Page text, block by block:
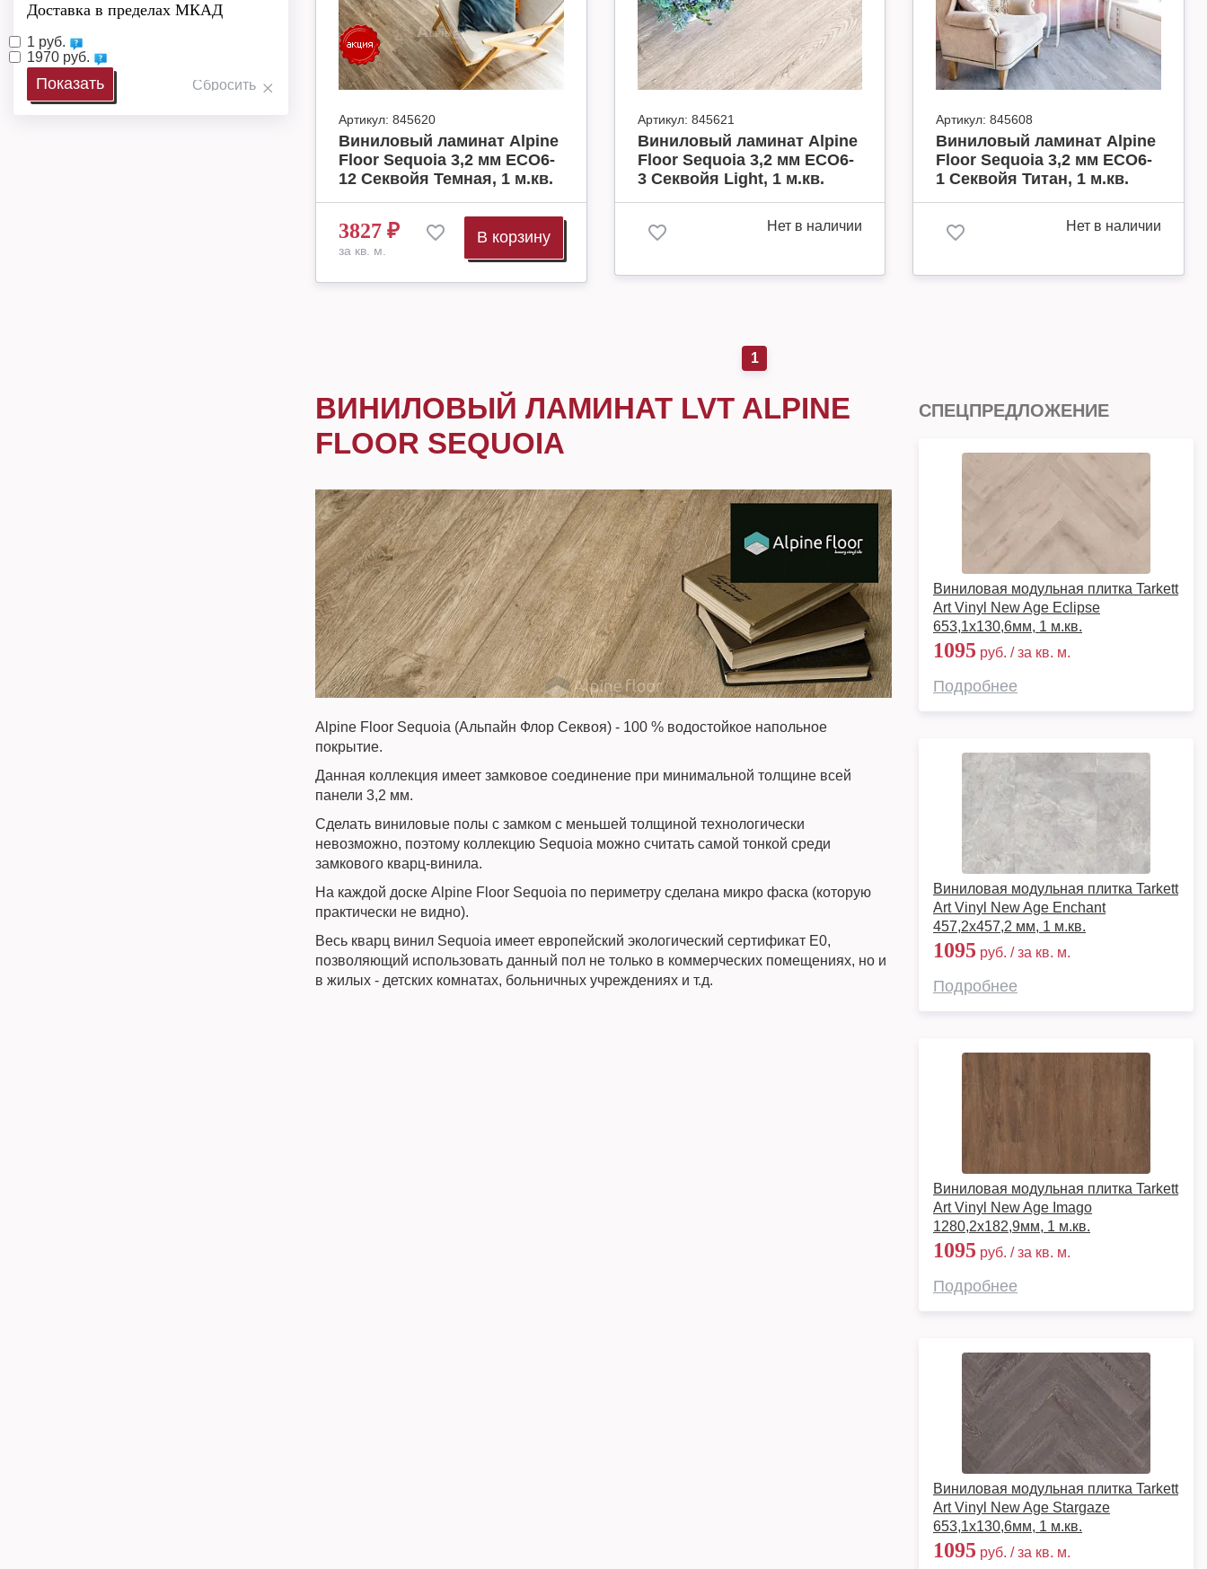
Доставка в пределах МКАД
1 руб.
1970 руб.
Артикул: 845620
Виниловый ламинат Alpine
Floor Sequoia 3,2 мм ECO6-
12 Секвойя Темная, 1 м.кв.
3827 ₽
за кв. м.
В корзину
Артикул: 845621
Виниловый ламинат Alpine
Floor Sequoia 3,2 мм ECO6-
3 Секвойя Light, 1 м.кв.
Нет в наличии
Артикул: 845608
Виниловый ламинат Alpine
Floor Sequoia 3,2 мм ECO6-
1 Секвойя Титан, 1 м.кв.
Нет в наличии
1
ВИНИЛОВЫЙ ЛАМИНАТ LVT ALPINE
FLOOR SEQUOIA
Alpine Floor Sequoia (Альпайн Флор Секвоя) - 100 % водостойкое напольное
покрытие.
Данная коллекция имеет замковое соединение при минимальной толщине всей
панели 3,2 мм.
Сделать виниловые полы с замком с меньшей толщиной технологически
невозможно, поэтому коллекцию Sequoia можно считать самой тонкой среди
замкового кварц-винила.
На каждой доске Alpine Floor Sequoia по периметру сделана микро фаска (которую
практически не видно).
Весь кварц винил Sequoia имеет европейский экологический сертификат Е0,
позволяющий использовать данный пол не только в коммерческих помещениях, но и
в жилых - детских комнатах, больничных учреждениях и т.д.
СПЕЦПРЕДЛОЖЕНИЕ
Виниловая модульная плитка Tarkett
Art Vinyl New Age Eclipse
653,1х130,6мм, 1 м.кв.
1095 руб. / за кв. м.
Подробнее
Виниловая модульная плитка Tarkett
Art Vinyl New Age Enchant
457,2x457,2 мм, 1 м.кв.
1095 руб. / за кв. м.
Подробнее
Виниловая модульная плитка Tarkett
Art Vinyl New Age Imago
1280,2х182,9мм, 1 м.кв.
1095 руб. / за кв. м.
Подробнее
Виниловая модульная плитка Tarkett
Art Vinyl New Age Stargaze
653,1х130,6мм, 1 м.кв.
1095 руб. / за кв. м.